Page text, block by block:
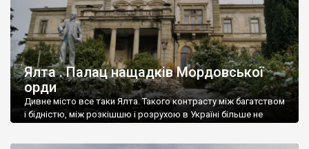
Ялта . Палац нащадків Мордовської
орди
Дивне місто все таки Ялта. Такого контрасту між багатством
і бідністю, між розкішшю і розрухою в Україні більше не